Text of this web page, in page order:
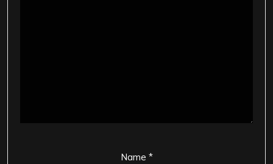
Name *